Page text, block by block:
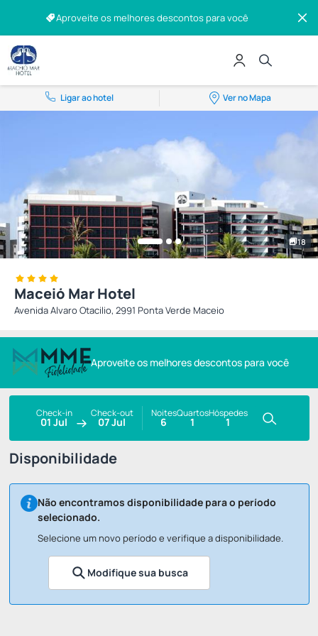
Aproveite os melhores descontos para você
Ligar ao hotel Ver no Mapa
18
Maceió Mar Hotel
Avenida Alvaro Otacilio, 2991 Ponta Verde Maceio
Aproveite os melhores descontos para você
Check-in
01 Jul
Check-out
07 Jul
Noites
6
Quartos
1
Hóspedes
1
Disponibilidade
Não encontramos disponibilidade para o período
selecionado.
Selecione um novo período e verifique a disponibilidade.
Modifique sua busca